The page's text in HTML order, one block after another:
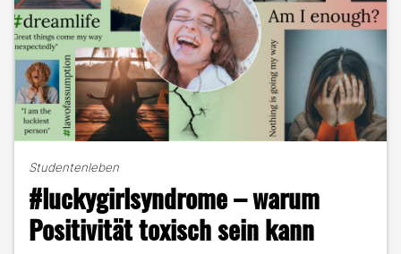
Studentenleben
#luckygirlsyndrome – warum
Positivität toxisch sein kann